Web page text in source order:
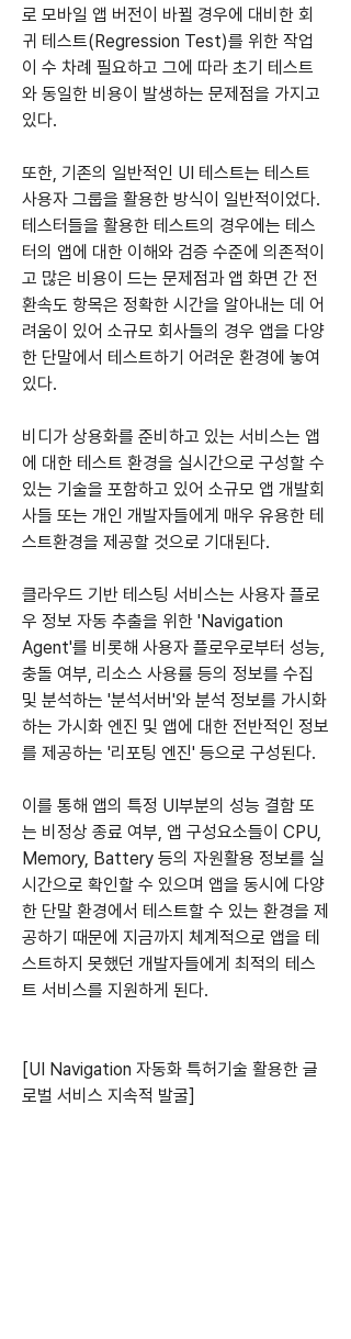
로 모바일 앱 버전이 바뀔 경우에 대비한 회
귀 테스트(Regression Test)를 위한 작업
이 수 차례 필요하고 그에 따라 초기 테스트
와 동일한 비용이 발생하는 문제점을 가지고
있다.
또한, 기존의 일반적인 UI 테스트는 테스트
사용자 그룹을 활용한 방식이 일반적이었다.
테스터들을 활용한 테스트의 경우에는 테스
터의 앱에 대한 이해와 검증 수준에 의존적이
고 많은 비용이 드는 문제점과 앱 화면 간 전
환속도 항목은 정확한 시간을 알아내는 데 어
려움이 있어 소규모 회사들의 경우 앱을 다양
한 단말에서 테스트하기 어려운 환경에 놓여
있다.
비디가 상용화를 준비하고 있는 서비스는 앱
에 대한 테스트 환경을 실시간으로 구성할 수
있는 기술을 포함하고 있어 소규모 앱 개발회
사들 또는 개인 개발자들에게 매우 유용한 테
스트환경을 제공할 것으로 기대된다.
클라우드 기반 테스팅 서비스는 사용자 플로
우 정보 자동 추출을 위한 'Navigation
Agent'를 비롯해 사용자 플로우로부터 성능,
충돌 여부, 리소스 사용률 등의 정보를 수집
및 분석하는 '분석서버'와 분석 정보를 가시화
하는 가시화 엔진 및 앱에 대한 전반적인 정보
를 제공하는 '리포팅 엔진' 등으로 구성된다.
이를 통해 앱의 특정 UI부분의 성능 결함 또
는 비정상 종료 여부, 앱 구성요소들이 CPU,
Memory, Battery 등의 자원활용 정보를 실
시간으로 확인할 수 있으며 앱을 동시에 다양
한 단말 환경에서 테스트할 수 있는 환경을 제
공하기 때문에 지금까지 체계적으로 앱을 테
스트하지 못했던 개발자들에게 최적의 테스
트 서비스를 지원하게 된다.
[UI Navigation 자동화 특허기술 활용한 글
로벌 서비스 지속적 발굴]